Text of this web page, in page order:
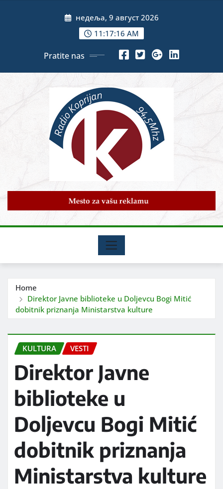
недеља, 9 август 2026
11:17:18 AM
Pratite nas
Home
Direktor Javne biblioteke u Doljevcu Bogi Mitić
dobitnik priznanja Ministarstva kulture
KULTURA VESTI
Direktor Javne
biblioteke u
Doljevcu Bogi Mitić
dobitnik priznanja
Ministarstva kulture